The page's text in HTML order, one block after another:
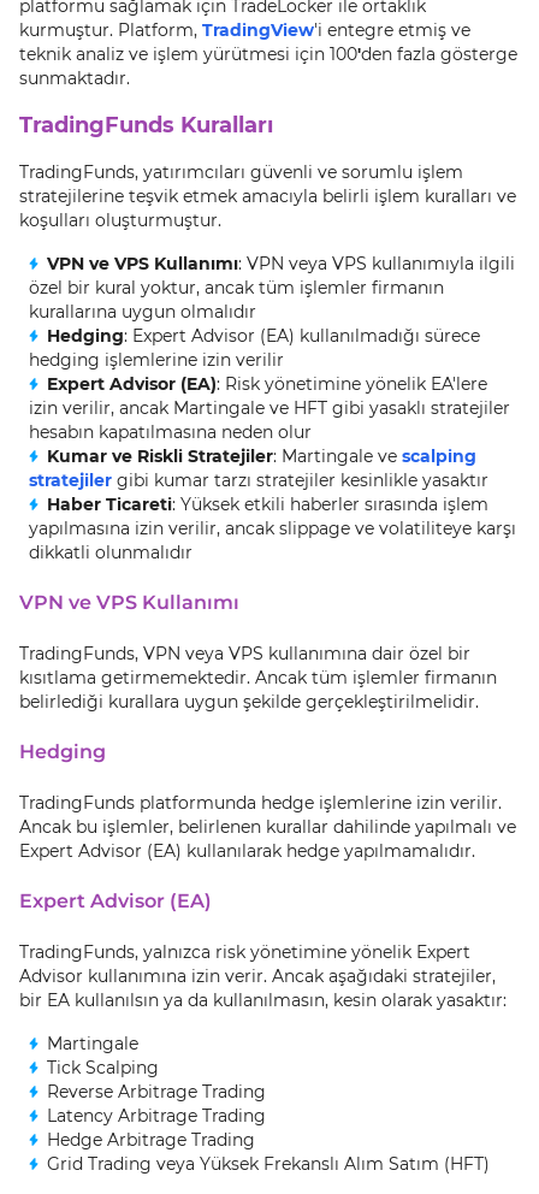
platformu sağlamak için TradeLocker ile ortaklık
kurmuştur. Platform, TradingView'i entegre etmiş ve
teknik analiz ve işlem yürütmesi için 100'den fazla gösterge
sunmaktadır.
TradingFunds Kuralları
TradingFunds, yatırımcıları güvenli ve sorumlu işlem
stratejilerine teşvik etmek amacıyla belirli işlem kuralları ve
koşulları oluşturmuştur.
VPN ve VPS Kullanımı: VPN veya VPS kullanımıyla ilgili
özel bir kural yoktur, ancak tüm işlemler firmanın
kurallarına uygun olmalıdır
Hedging: Expert Advisor (EA) kullanılmadığı sürece
hedging işlemlerine izin verilir
Expert Advisor (EA): Risk yönetimine yönelik EA'lere
izin verilir, ancak Martingale ve HFT gibi yasaklı stratejiler
hesabın kapatılmasına neden olur
Kumar ve Riskli Stratejiler: Martingale ve scalping
stratejiler gibi kumar tarzı stratejiler kesinlikle yasaktır
Haber Ticareti: Yüksek etkili haberler sırasında işlem
yapılmasına izin verilir, ancak slippage ve volatiliteye karşı
dikkatli olunmalıdır
VPN ve VPS Kullanımı
TradingFunds, VPN veya VPS kullanımına dair özel bir
kısıtlama getirmemektedir. Ancak tüm işlemler firmanın
belirlediği kurallara uygun şekilde gerçekleştirilmelidir.
Hedging
TradingFunds platformunda hedge işlemlerine izin verilir.
Ancak bu işlemler, belirlenen kurallar dahilinde yapılmalı ve
Expert Advisor (EA) kullanılarak hedge yapılmamalıdır.
Expert Advisor (EA)
TradingFunds, yalnızca risk yönetimine yönelik Expert
Advisor kullanımına izin verir. Ancak aşağıdaki stratejiler,
bir EA kullanılsın ya da kullanılmasın, kesin olarak yasaktır:
Martingale
Tick Scalping
Reverse Arbitrage Trading
Latency Arbitrage Trading
Hedge Arbitrage Trading
Grid Trading veya Yüksek Frekanslı Alım Satım (HFT)